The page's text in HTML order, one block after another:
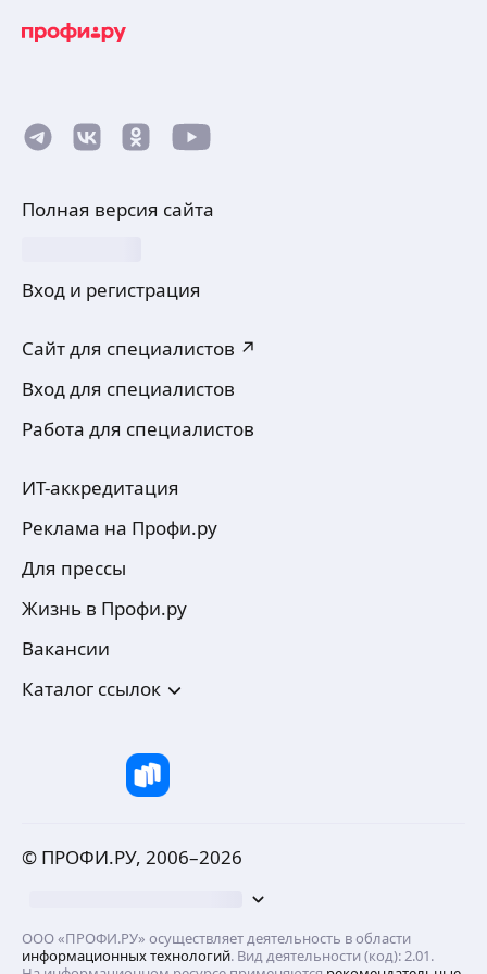
Полная версия сайта
Вход и регистрация
Сайт для специалистов ↗
Вход для специалистов
Работа для специалистов
ИТ-аккредитация
Реклама на Профи.ру
Для прессы
Жизнь в Профи.ру
Вакансии
Каталог ссылок
© ПРОФИ.РУ, 2006–2026
ООО «ПРОФИ.РУ» осуществляет деятельность в области
информационных технологий. Вид деятельности (код): 2.01.